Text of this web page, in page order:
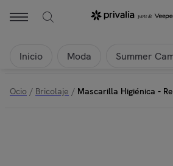
Inicio Moda Summer
Ocio / Bricolaje / Mascarilla Higiénica -